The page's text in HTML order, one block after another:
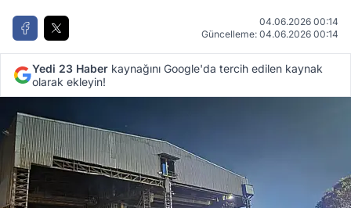
04.06.2026 00:14
Güncelleme: 04.06.2026 00:14
Yedi 23 Haber kaynağını Google'da tercih edilen kaynak
olarak ekleyin!